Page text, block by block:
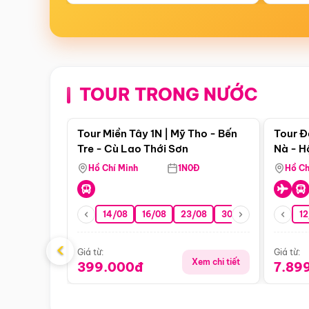
TOUR TRONG NƯỚC
Điểm nổi bật
Tour Miền Tây 1N | Mỹ Tho - Bến
Tre - Cù Lao Thới Sơn
Hồ Chí Minh 1N0Đ
14/08 16/08 23/08 30/08 06/09
Giá từ:
399.000đ Xem chi tiết
Tour
Nà -
Nha
Hồ
Giá từ:
‹